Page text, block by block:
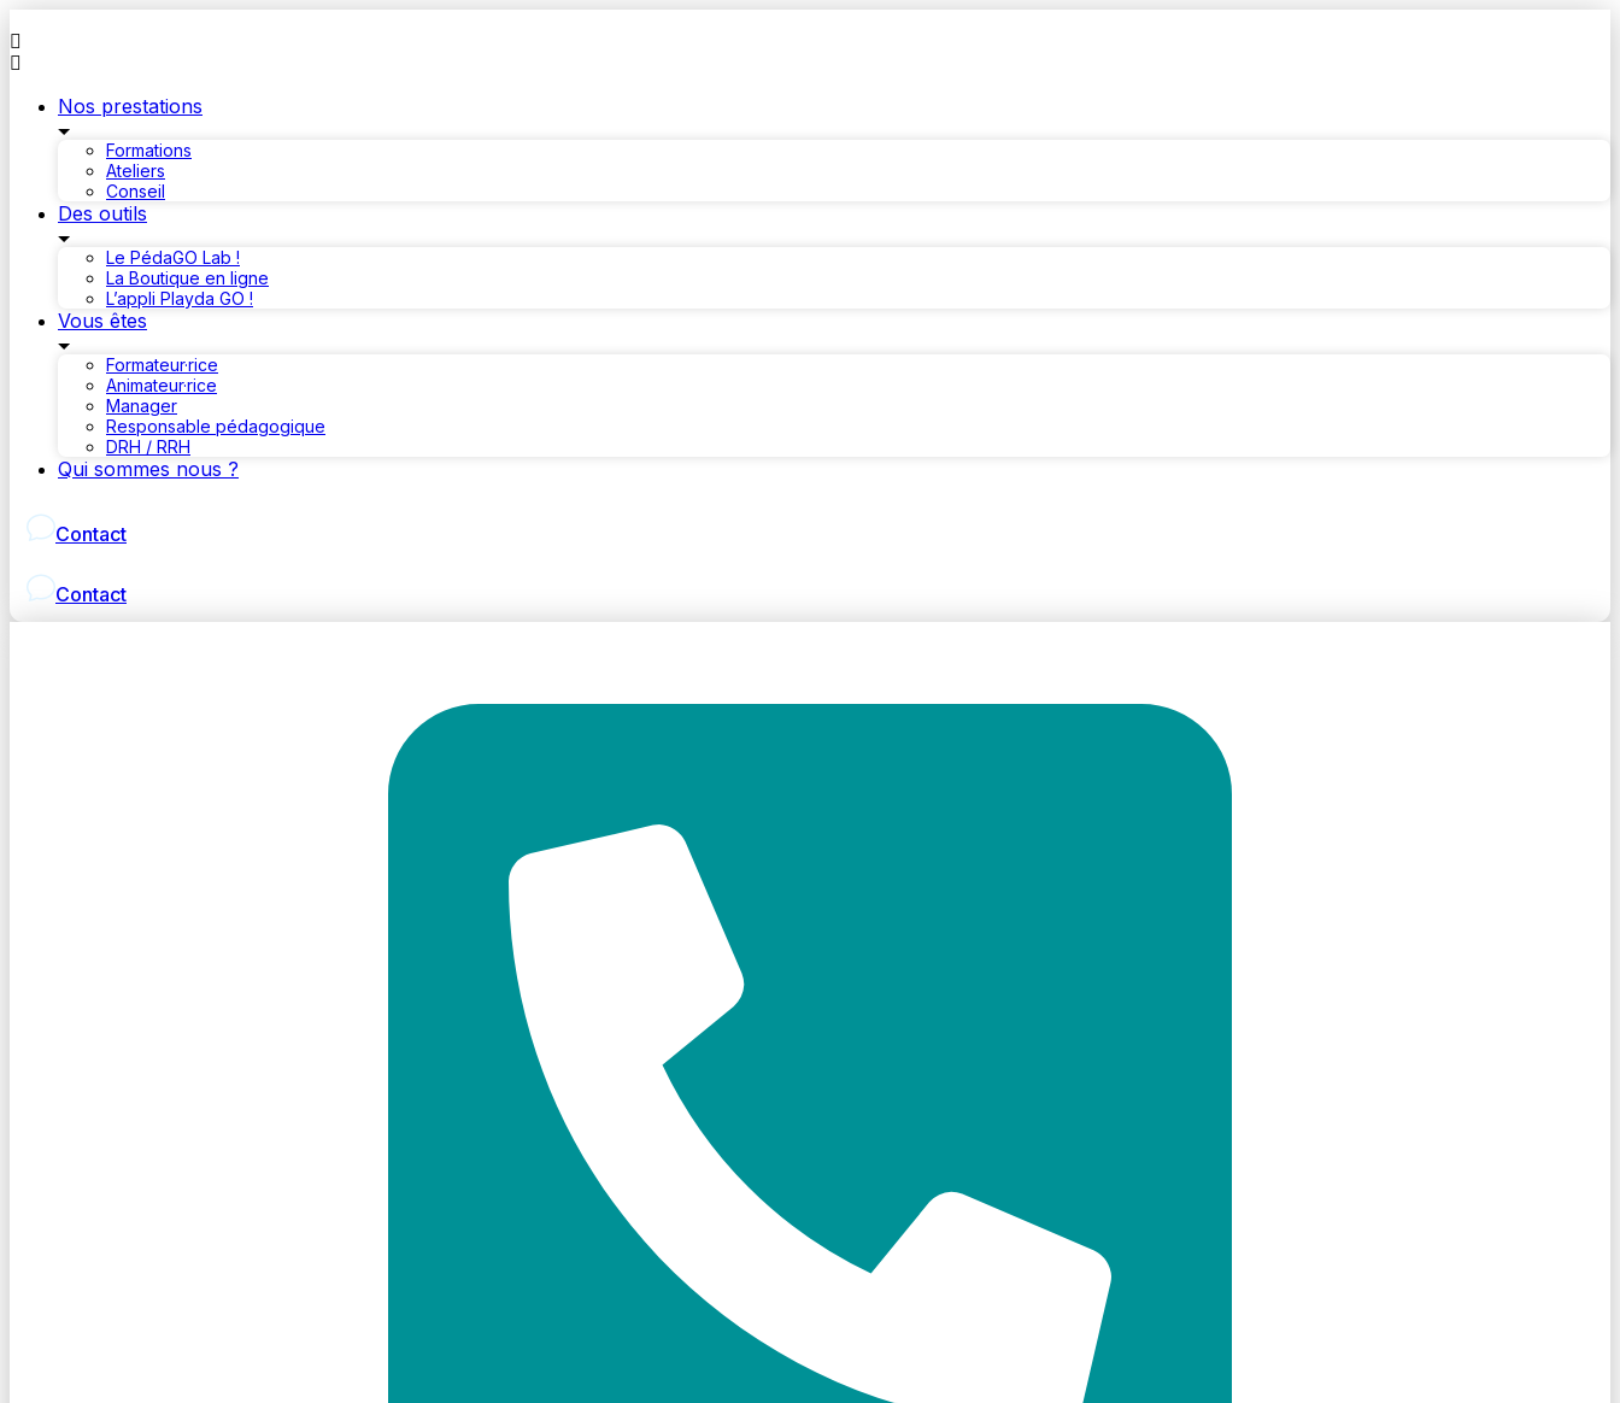
au
contenu
Nos prestations
Formations
Ateliers
Conseil
Des outils
Le PédaGO Lab !
La Boutique en ligne
L’appli Playda GO !
Vous êtes
Formateur·rice
Animateur·rice
Manager
Responsable pédagogique
DRH / RRH
Qui sommes nous ?
Contact
Contact